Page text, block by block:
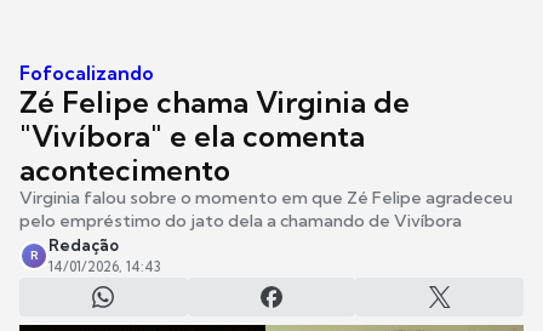
Fofocalizando
Zé Felipe chama Virginia de
"Vivíbora" e ela comenta
acontecimento
Virginia falou sobre o momento em que Zé Felipe agradeceu
pelo empréstimo do jato dela a chamando de Vivíbora
R
Redação
14/01/2026, 14:43